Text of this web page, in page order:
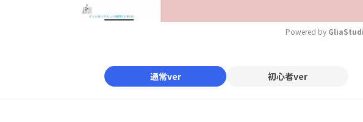
Powered by
通常ver 初心者ver